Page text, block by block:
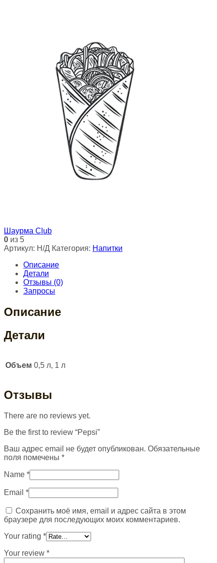
Шаурма Club
0 из 5
Артикул: Н/Д Категория: Напитки
Описание
Детали
Отзывы (0)
Запросы
Описание
Детали
Объем 0,5 л, 1 л
Отзывы
There are no reviews yet.
Be the first to review “Pepsi”
Ваш адрес email не будет опубликован. Обязательные
поля помечены *
Name *
Email *
Сохранить моё имя, email и адрес сайта в этом
браузере для последующих моих комментариев.
Your rating *
Your review *